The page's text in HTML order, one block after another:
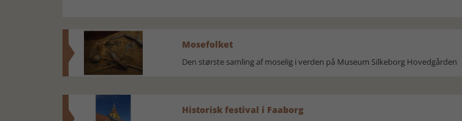
Mosefolket
Den største samling af moselig i verden på Museum Silkeborg Hovedgården
Historisk festival i Faaborg